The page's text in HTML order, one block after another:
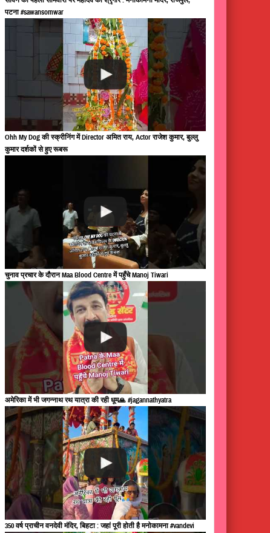
पटना #sawansomwar
Ohh My Dog की स्क्रीनिंग में Director अमित राय, Actor राजेश कुमार, बुल्लु
कुमार दर्शकों से हुए रूबरू
चुनाव प्रचार के दौरान Maa Blood Centre में पहुँचे Manoj Tiwari
अमेरिका में भी जगन्नाथ रथ यात्रा की रही धूम🙏 #jagannathyatra
350 वर्ष प्राचीन वनदेवी मंदिर, बिहटा : जहां पूरी होती है मनोकामना #vandevi